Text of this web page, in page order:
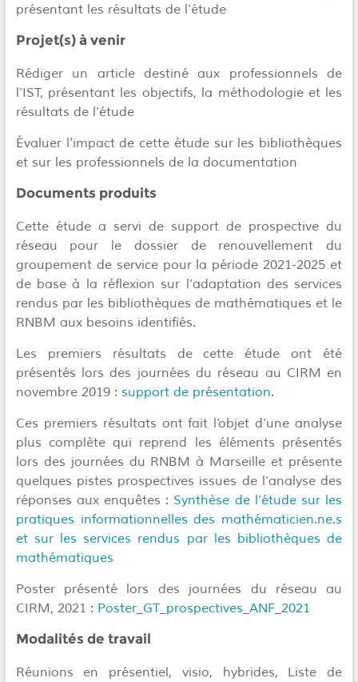
présentant les résultats de l’étude
Projet(s) à venir
Rédiger un article destiné aux professionnels de
l’IST, présentant les objectifs, la méthodologie et les
résultats de l’étude
Évaluer l'impact de cette étude sur les bibliothèques
et sur les professionnels de la documentation
Documents produits
Cette étude a servi de support de prospective du
réseau pour le dossier de renouvellement du
groupement de service pour la période 2021-2025 et
de base à la réflexion sur l’adaptation des services
rendus par les bibliothèques de mathématiques et le
RNBM aux besoins identifiés.
Les premiers résultats de cette étude ont été
présentés lors des journées du réseau au CIRM en
novembre 2019 : support de présentation.
Ces premiers résultats ont fait l’objet d’une analyse
plus complète qui reprend les éléments présentés
lors des journées du RNBM à Marseille et présente
quelques pistes prospectives issues de l’analyse des
réponses aux enquêtes : Synthèse de l’étude sur les
pratiques informationnelles des mathématicien.ne.s
et sur les services rendus par les bibliothèques de
mathématiques
Poster présenté lors des journées du réseau au
CIRM, 2021 : Poster_GT_prospectives_ANF_2021
Modalités de travail
Réunions en présentiel, visio, hybrides, Liste de